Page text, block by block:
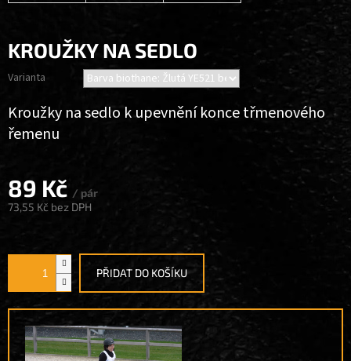
KROUŽKY NA SEDLO
89 Kč / pár
73,55 Kč bez DPH
Varianta
PŘIDAT DO KOŠÍKU
Kroužky na sedlo k upevnění konce třmenového
řemenu